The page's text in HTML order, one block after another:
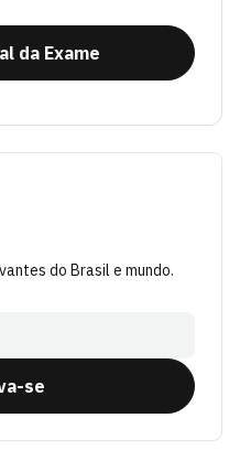
da Exame
do Brasil e mundo.
se